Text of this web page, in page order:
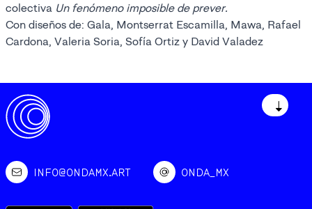
colectiva Un fenómeno imposible de prever.
Con diseños de: Gala, Montserrat Escamilla, Mawa, Rafael
Cardona, Valeria Soria, Sofía Ortiz y David Valadez
↓
INFO@ONDAMX.ART ONDA_MX